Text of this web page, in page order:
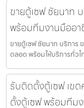
ขายตู้เซฟ ชัยนาท
พร้อมทีมงานมืออา
ขายตู้เซฟ ชัยนาท บริการ
ตลอด พร้อมให้บริการทั่วไ
รับติดตั้งตู้เซฟ เข
ตั้งตู้เซฟ พร้อมทีม